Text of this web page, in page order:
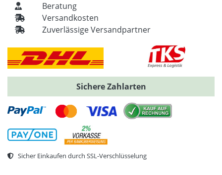
Beratung
Versandkosten
Zuverlässige Versandpartner
Sichere Zahlarten
Sicher Einkaufen durch SSL-Verschlüsselung